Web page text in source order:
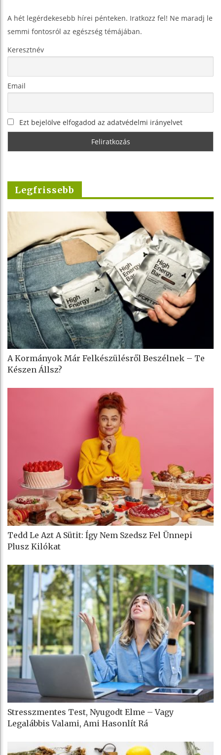
A hét legérdekesebb hírei pénteken. Iratkozz fel! Ne maradj le
semmi fontosról az egészség témájában.
Keresztnév
Email
Ezt bejelölve elfogadod az adatvédelmi irányelvet
Legfrissebb
A Kormányok Már Felkészülésről Beszélnek – Te
Készen Állsz?
Tedd Le Azt A Sütit: Így Nem Szedsz Fel Ünnepi
Plusz Kilókat
Stresszmentes Test, Nyugodt Elme – Vagy
Legalábbis Valami, Ami Hasonlít Rá